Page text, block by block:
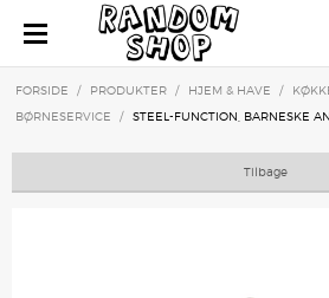
FORSIDE / PRODUKTER / HJEM & HAVE /
BØRNESERVICE
/ STEEL-FUNCTION, BARNESKE
Tilbage